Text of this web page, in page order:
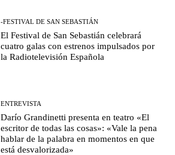
-FESTIVAL DE SAN SEBASTIÁN
El Festival de San Sebastián celebrará
cuatro galas con estrenos impulsados por
la Radiotelevisión Española
ENTREVISTA
Darío Grandinetti presenta en teatro «El
escritor de todas las cosas»: «Vale la pena
hablar de la palabra en momentos en que
está desvalorizada»